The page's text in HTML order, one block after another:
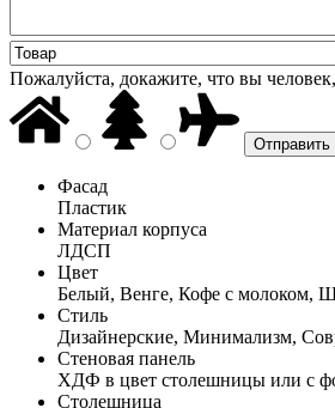
Пожалуйста, докажите, что вы
Фасад
Пластик
Материал корпуса
ЛДСП
Цвет
Белый, Венге, Кофе с молоком,
Стиль
Дизайнерские, Минимализм,
Стеновая панель
ХДФ в цвет столешницы или с
Столешница